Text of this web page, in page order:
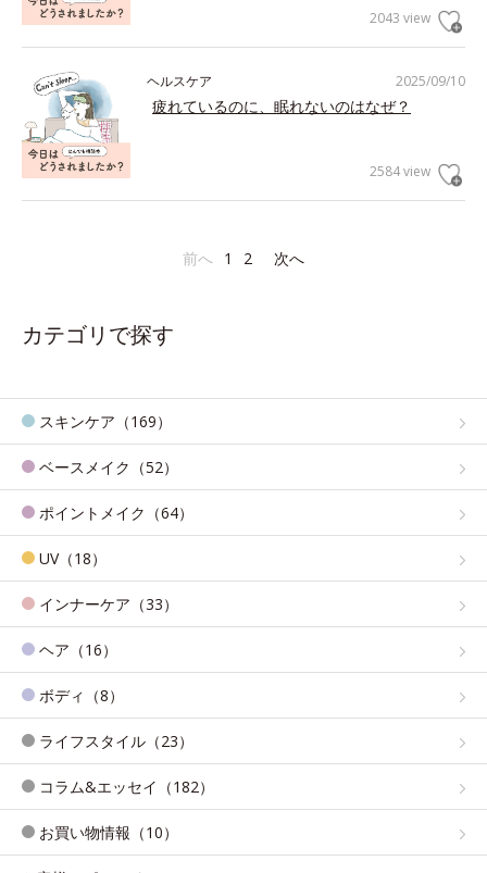
2043 view
2025/09/10
ヘルスケア
疲れているのに、眠れないのはなぜ？
2584 view
前へ 1 2 次へ
カテゴリで探す
スキンケア（169）
ベースメイク（52）
ポイントメイク（64）
UV（18）
インナーケア（33）
ヘア（16）
ボディ（8）
ライフスタイル（23）
コラム&エッセイ（182）
お買い物情報（10）